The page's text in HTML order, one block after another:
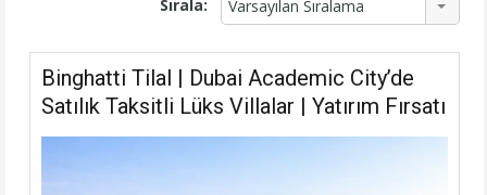
Sırala: Varsayılan Sıralama
Binghatti Tilal | Dubai Academic City’de
Satılık Taksitli Lüks Villalar | Yatırım Fırsatı